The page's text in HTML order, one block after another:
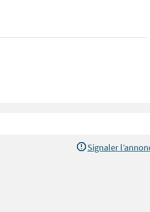
Signaler